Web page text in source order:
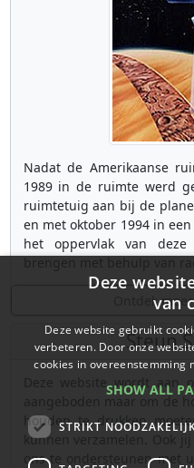
Nadat de Amerikaanse
1989 in de ruimte werd
ruimtetuig aan bij de
en met oktober 1994 in
het oppervlak van
Ontdek
Steun
Deze website wordt aan
aangeboden maar om de
houden te drukken
kunnen verzamelen. Ook
ons te ondersteunen met
Deze
van
Deze website gebruikt
verbeteren. Door onze
cookies in overeenstemming
SHOW ALL
STRIKT